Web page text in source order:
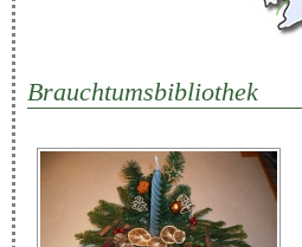
Brauchtumsbibliothek